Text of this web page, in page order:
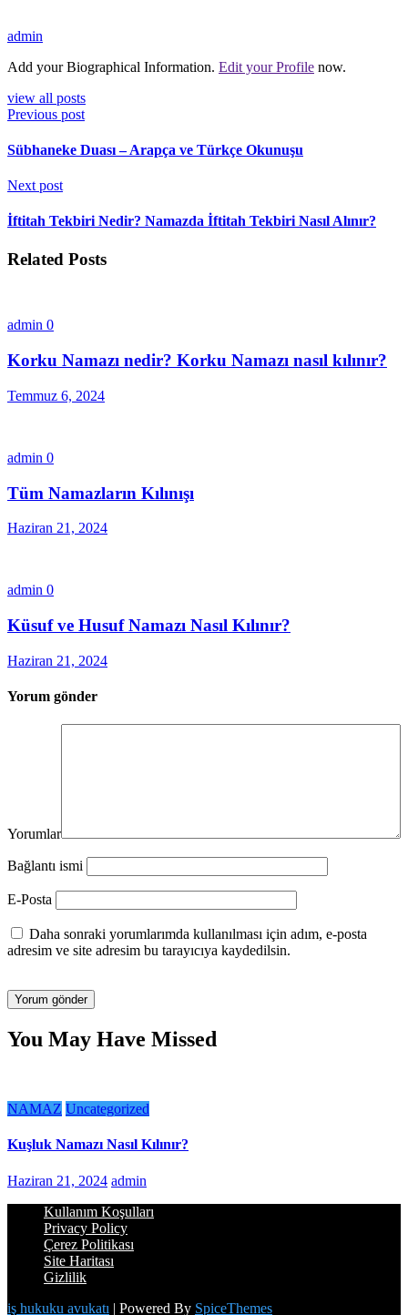
admin
Add your Biographical Information. Edit your Profile now.
view all posts
Previous post
Sübhaneke Duası – Arapça ve Türkçe Okunuşu
Next post
İftitah Tekbiri Nedir? Namazda İftitah Tekbiri Nasıl Alınır?
Related Posts
admin 0
Korku Namazı nedir? Korku Namazı nasıl kılınır?
Temmuz 6, 2024
admin 0
Tüm Namazların Kılınışı
Haziran 21, 2024
admin 0
Küsuf ve Husuf Namazı Nasıl Kılınır?
Haziran 21, 2024
Yorum gönder
Yorumlar
Bağlantı ismi
E-Posta
Daha sonraki yorumlarımda kullanılması için adım, e-posta
adresim ve site adresim bu tarayıcıya kaydedilsin.
You May Have Missed
NAMAZ Uncategorized
Kuşluk Namazı Nasıl Kılınır?
Haziran 21, 2024 admin
Kullanım Koşulları
Privacy Policy
Çerez Politikası
Site Haritası
Gizlilik
iş hukuku avukatı | Powered By SpiceThemes